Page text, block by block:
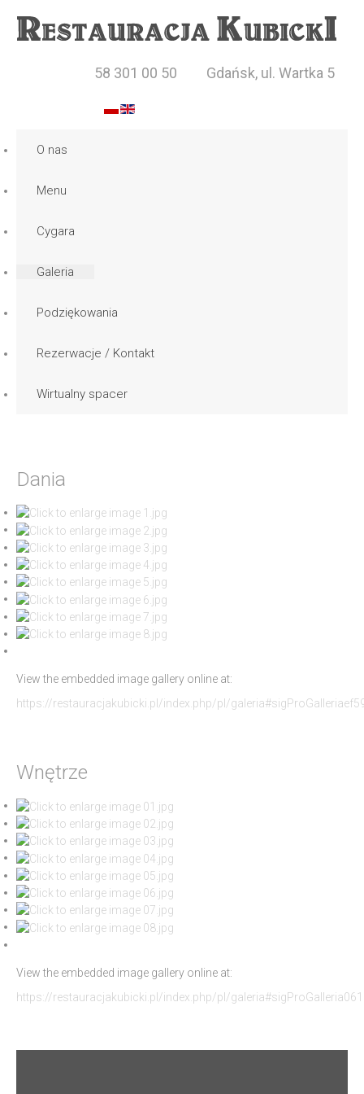
58 301 00 50 Gdańsk, ul. Wartka 5
O nas
Menu
Cygara
Galeria
Podziękowania
Rezerwacje / Kontakt
Wirtualny spacer
Dania
View the embedded image gallery online at:
https://restauracjakubicki.pl/index.php/pl/
Wnętrze
View the embedded image gallery online at:
https://restauracjakubicki.pl/index.php/pl/